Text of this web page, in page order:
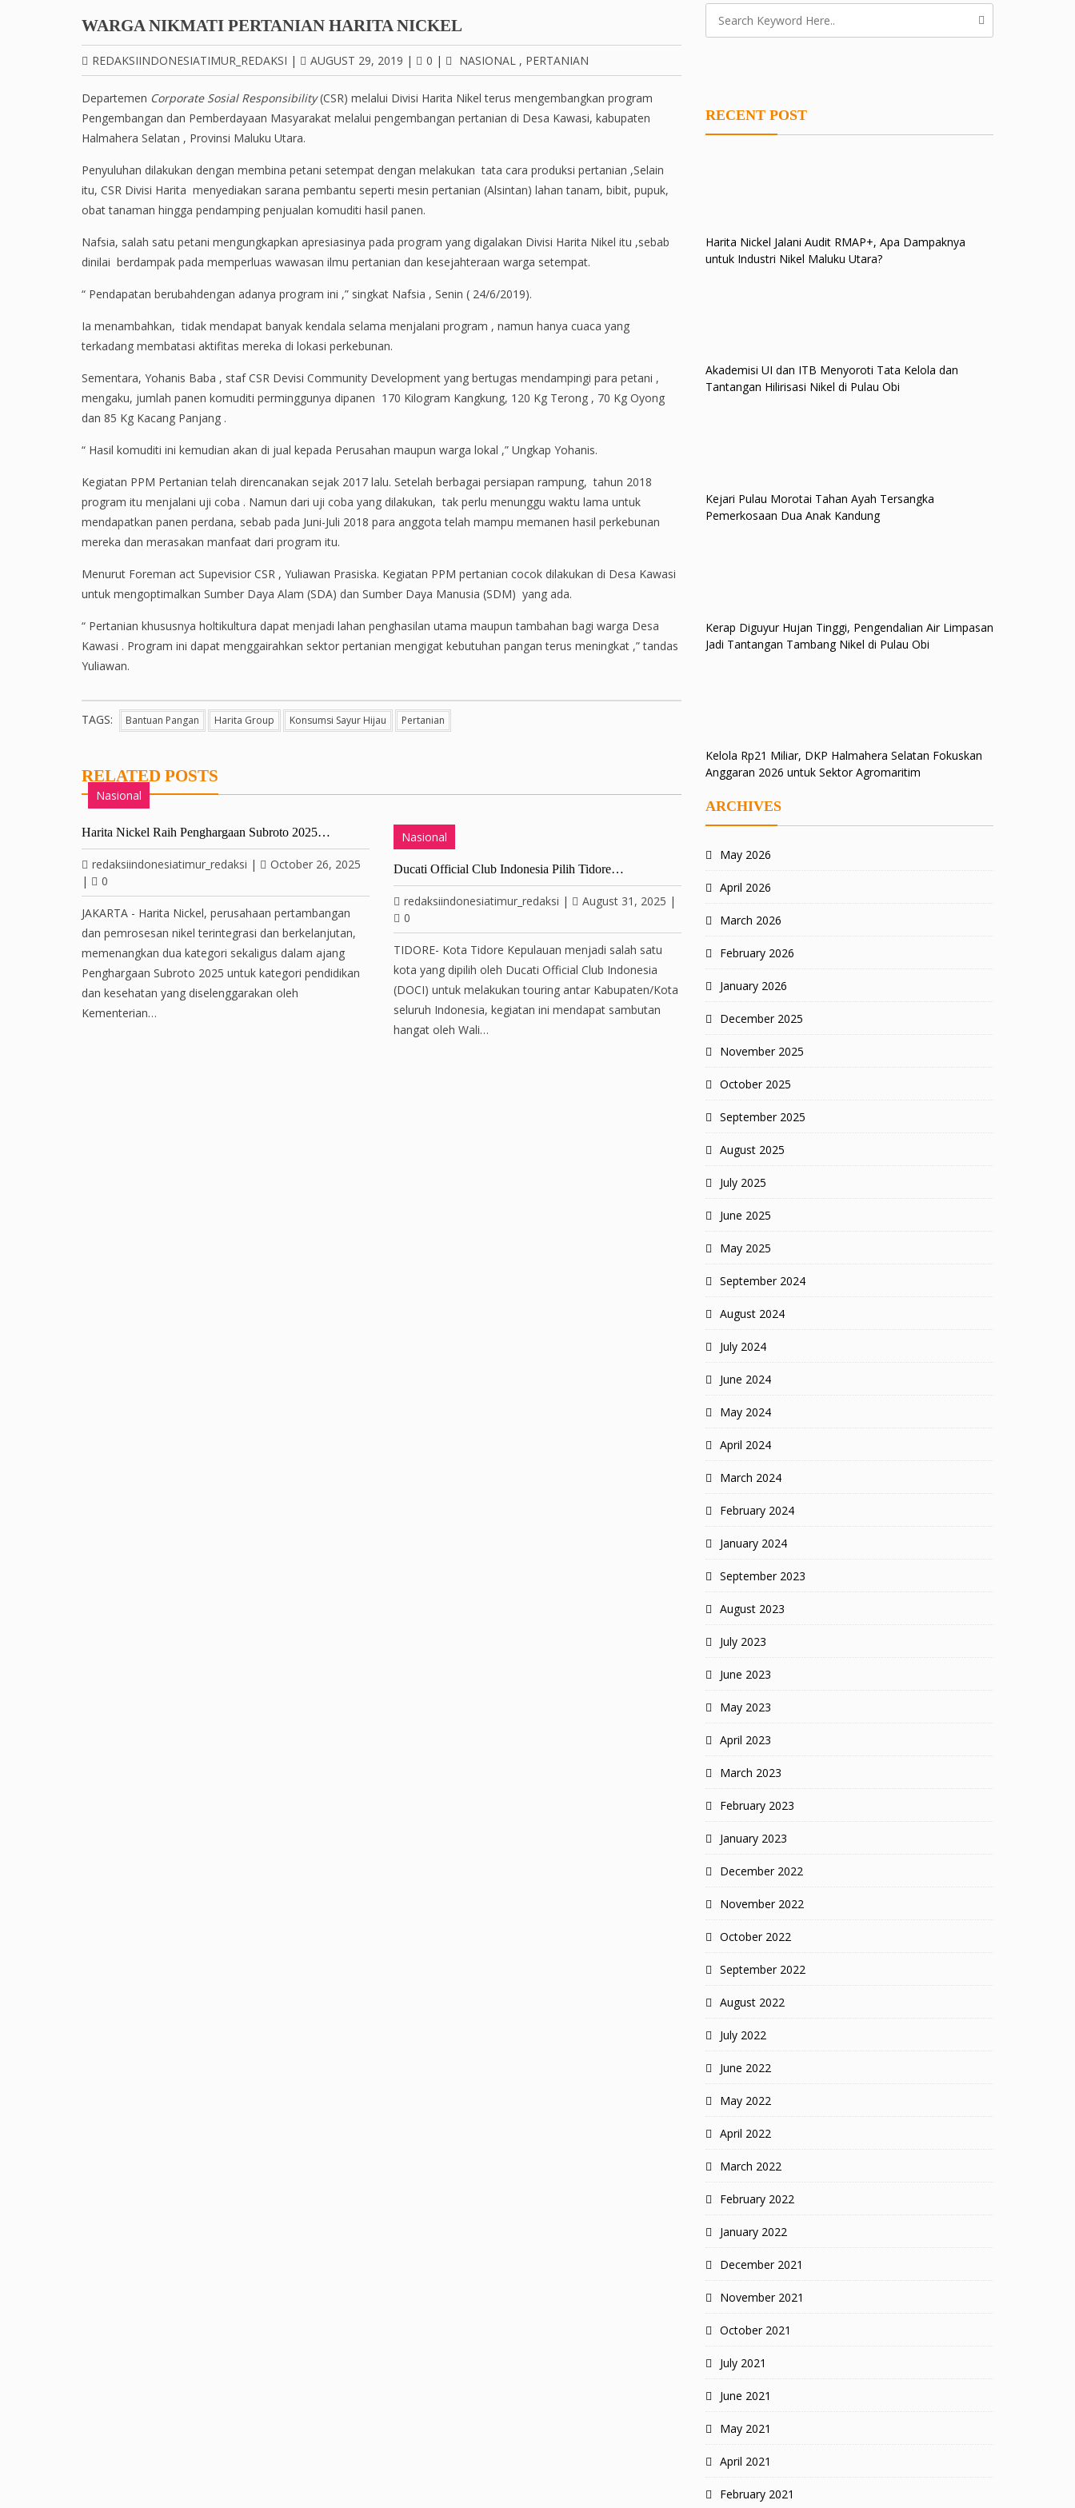
WARGA NIKMATI PERTANIAN HARITA NICKEL
REDAKSIINDONESIATIMUR_REDAKSI | AUGUST 29, 2019 | 0 | NASIONAL , PERTANIAN
Departemen Corporate Sosial Responsibility(CSR) melalui Divisi Harita Nikel terus mengembangkan program
Pengembangan dan Pemberdayaan Masyarakat melalui pengembangan pertanian di Desa Kawasi, kabupaten
Halmahera Selatan , Provinsi Maluku Utara.
Penyuluhan dilakukan dengan membina petani setempat dengan melakukan tata cara produksi pertanian ,Selain
itu, CSR Divisi Harita menyediakan sarana pembantu seperti mesin pertanian (Alsintan) lahan tanam, bibit, pupuk,
obat tanaman hingga pendamping penjualan komuditi hasil panen.
Nafsia, salah satu petani mengungkapkan apresiasinya pada program yang digalakan Divisi Harita Nikel itu ,sebab
dinilai berdampak pada memperluas wawasan ilmu pertanian dan kesejahteraan warga setempat.
“ Pendapatan berubahdengan adanya program ini ,” singkat Nafsia , Senin ( 24/6/2019).
Ia menambahkan, tidak mendapat banyak kendala selama menjalani program , namun hanya cuaca yang
terkadang membatasi aktifitas mereka di lokasi perkebunan.
Sementara, Yohanis Baba , staf CSR Devisi Community Development yang bertugas mendampingi para petani ,
mengaku, jumlah panen komuditi perminggunya dipanen 170 Kilogram Kangkung, 120 Kg Terong , 70 Kg Oyong
dan 85 Kg Kacang Panjang .
“ Hasil komuditi ini kemudian akan di jual kepada Perusahan maupun warga lokal ,” Ungkap Yohanis.
Kegiatan PPM Pertanian telah direncanakan sejak 2017 lalu. Setelah berbagai persiapan rampung, tahun 2018
program itu menjalani uji coba . Namun dari uji coba yang dilakukan, tak perlu menunggu waktu lama untuk
mendapatkan panen perdana, sebab pada Juni-Juli 2018 para anggota telah mampu memanen hasil perkebunan
mereka dan merasakan manfaat dari program itu.
Menurut Foreman act Supevisior CSR , Yuliawan Prasiska. Kegiatan PPM pertanian cocok dilakukan di Desa Kawasi
untuk mengoptimalkan Sumber Daya Alam (SDA) dan Sumber Daya Manusia (SDM) yang ada.
“ Pertanian khususnya holtikultura dapat menjadi lahan penghasilan utama maupun tambahan bagi warga Desa
Kawasi . Program ini dapat menggairahkan sektor pertanian mengigat kebutuhan pangan terus meningkat ,” tandas
Yuliawan.
TAGS: Bantuan Pangan Harita Group Konsumsi Sayur Hijau Pertanian
RELATED POSTS
Nasional
Harita Nickel Raih Penghargaan Subroto 2025…
redaksiindonesiatimur_redaksi |
October 26, 2025
|
0
JAKARTA - Harita Nickel, perusahaan pertambangan
dan pemrosesan nikel terintegrasi dan berkelanjutan,
memenangkan dua kategori sekaligus dalam ajang
Penghargaan Subroto 2025 untuk kategori pendidikan
dan kesehatan yang diselenggarakan oleh
Kementerian…
Nasional
Ducati Official Club Indonesia Pilih Tidore…
redaksiindonesiatimur_redaksi | August 31, 2025 |
0
TIDORE- Kota Tidore Kepulauan menjadi salah satu
kota yang dipilih oleh Ducati Official Club Indonesia
(DOCI) untuk melakukan touring antar Kabupaten/Kota
seluruh Indonesia, kegiatan ini mendapat sambutan
hangat oleh Wali…
RECENT POST
Harita Nickel Jalani Audit RMAP+, Apa Dampaknya
untuk Industri Nikel Maluku Utara?
Akademisi UI dan ITB Menyoroti Tata Kelola dan
Tantangan Hilirisasi Nikel di Pulau Obi
Kejari Pulau Morotai Tahan Ayah Tersangka
Pemerkosaan Dua Anak Kandung
Kerap Diguyur Hujan Tinggi, Pengendalian Air Limpasan
Jadi Tantangan Tambang Nikel di Pulau Obi
Kelola Rp21 Miliar, DKP Halmahera Selatan Fokuskan
Anggaran 2026 untuk Sektor Agromaritim
ARCHIVES
May 2026
April 2026
March 2026
February 2026
January 2026
December 2025
November 2025
October 2025
September 2025
August 2025
July 2025
June 2025
May 2025
September 2024
August 2024
July 2024
June 2024
May 2024
April 2024
March 2024
February 2024
January 2024
September 2023
August 2023
July 2023
June 2023
May 2023
April 2023
March 2023
February 2023
January 2023
December 2022
November 2022
October 2022
September 2022
August 2022
July 2022
June 2022
May 2022
April 2022
March 2022
February 2022
January 2022
December 2021
November 2021
October 2021
July 2021
June 2021
May 2021
April 2021
February 2021